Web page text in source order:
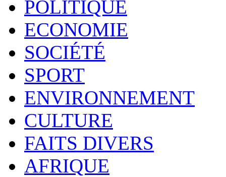
POLITIQUE
ECONOMIE
SOCIÉTÉ
SPORT
ENVIRONNEMENT
CULTURE
FAITS DIVERS
AFRIQUE